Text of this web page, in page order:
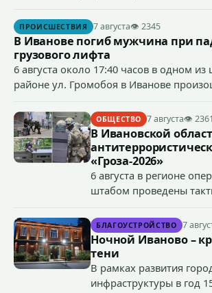
сумму более 4,4 млн рублей через
ПРОИСШЕСТВИЯ 7 августа👁 2345
В Иванове погиб мужчина при
грузового лифта
6 августа около 17:40 часов в одном
районе ул. Громобоя в Иванове
ОБЩЕСТВО 7 августа👁 2361
В Ивановской
«Гроза-2026»
6 августа в регионе
штабом проведены
террористического акта
органов
«Гроза-2026».
БЛАГОУСТРОЙСТВО 7
Ночной Иваново –
тени
В рамках развития
инфраструктуры в год